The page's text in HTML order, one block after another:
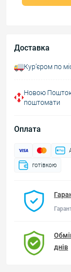
Доставка
Курʼєром по
Новою Поштою
поштомати
Оплата
готівкою
днів